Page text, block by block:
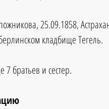
25.09.1858,
кладбище Тегель.
братьев и сестер.